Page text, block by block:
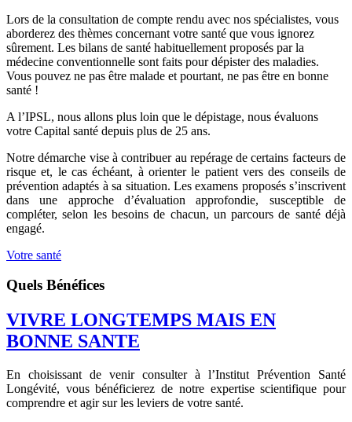
Lors de la consultation de compte rendu avec nos spécialistes, vous
aborderez des thèmes concernant votre santé que vous ignorez
sûrement. Les bilans de santé habituellement proposés par la
médecine conventionnelle sont faits pour dépister des maladies.
Vous pouvez ne pas être malade et pourtant, ne pas être en bonne
santé !
A l’IPSL, nous allons plus loin que le dépistage, nous évaluons
votre Capital santé depuis plus de 25 ans.
Notre démarche vise à contribuer au repérage de certains facteurs de
risque et, le cas échéant, à orienter le patient vers des conseils de
prévention adaptés à sa situation. Les examens proposés s’inscrivent
dans une approche d’évaluation approfondie, susceptible de
compléter, selon les besoins de chacun, un parcours de santé déjà
engagé.
Votre santé
Quels Bénéfices
VIVRE LONGTEMPS MAIS EN
BONNE SANTE
En choisissant de venir consulter à l’Institut Prévention Santé
Longévité, vous bénéficierez de notre expertise scientifique pour
comprendre et agir sur les leviers de votre santé.